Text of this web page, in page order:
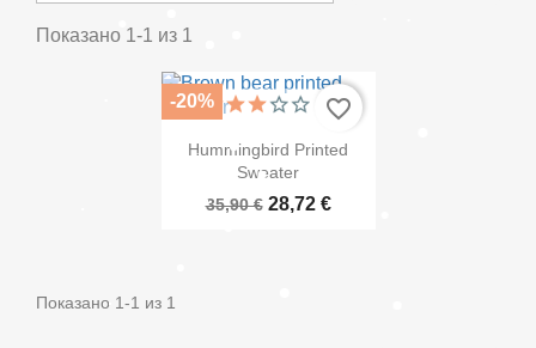
Показано 1-1 из 1
Быстрый просмотр
Hummingbird Printed
Sweater
35,90 € 28,72 €
(1)
-20% favorite_border
Показано 1-1 из 1
Wishlist name
Отмена